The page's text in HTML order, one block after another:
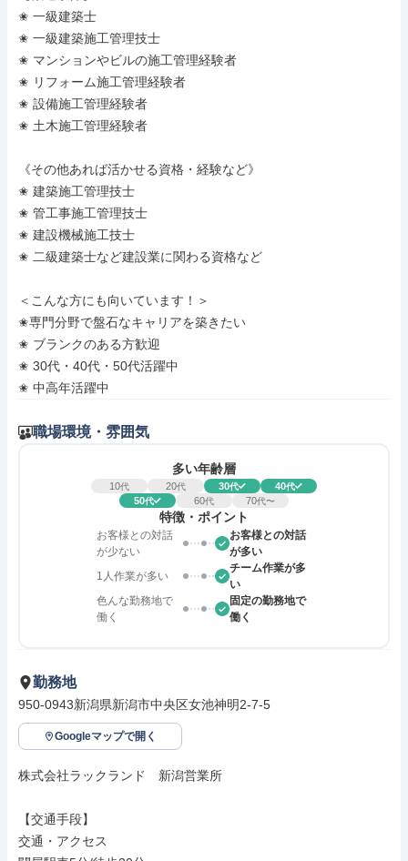
✬ 一級建築士
✬ 一級建築施工管理技士
✬ マンションやビルの施工管理経験者
✬ リフォーム施工管理経験者
✬ 設備施工管理経験者
✬ 土木施工管理経験者
《その他あれば活かせる資格・経験など》
✬ 建築施工管理技士
✬ 管工事施工管理技士
✬ 建設機械施工技士
✬ 二級建築士など建設業に関わる資格など
＜こんな方にも向いています！＞
✬専門分野で盤石なキャリアを築きたい
✬ ブランクのある方歓迎
✬ 30代・40代・50代活躍中
✬ 中高年活躍中
職場環境・雰囲気
多い年齢層
10代 20代 30代 40代
50代 60代 70代〜
特徴・ポイント
お客様との対話
が少ない
お客様との対話
が多い
1人作業が多い
チーム作業が多
い
色んな勤務地で
働く
固定の勤務地で
働く
勤務地
950-0943新潟県新潟市中央区女池神明2-7-5
Googleマップで開く
株式会社ラックランド　新潟営業所
【交通手段】
交通・アクセス